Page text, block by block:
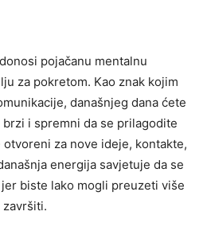
pojačanu mentalnu
za pokretom. Kao znak kojim
današnjeg dana ćete
i spremni da se prilagodite
za nove ideje, kontakte,
energija savjetuje da se
biste lako mogli preuzeti više